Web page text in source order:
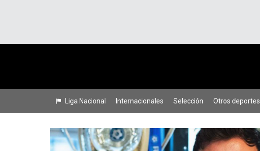
Liga Nacional Internacionales Selección Otros deportes